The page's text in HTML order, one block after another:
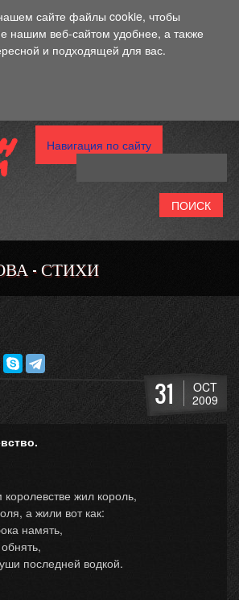
сайте файлы cookie, чтобы
нашим веб-сайтом удобнее, а также
и подходящей для вас.
Навигация по сайту
- СТИХИ
31
OCT
2009
жил король,
а жили вот как:
намять,
последней водкой.